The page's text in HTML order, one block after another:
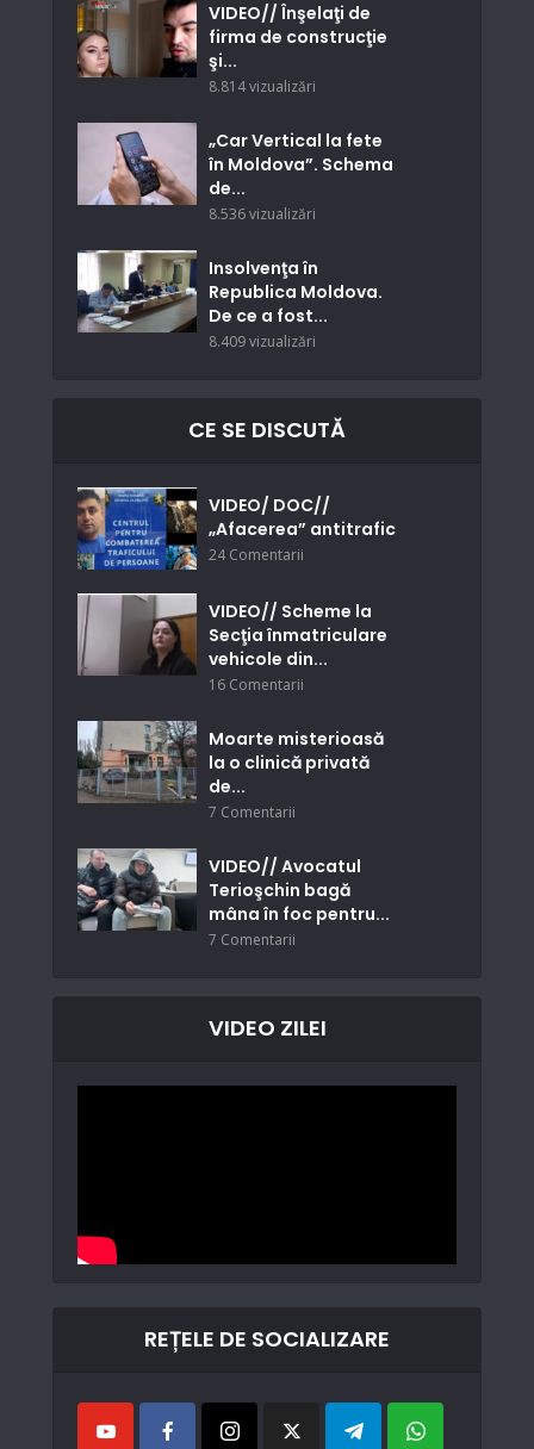
VIDEO// Înşelaţi de
firma de construcţie
şi...
8.814 vizualizări
„Car Vertical la fete
în Moldova”. Schema
de...
8.536 vizualizări
Insolvenţa în
Republica Moldova.
De ce a fost...
8.409 vizualizări
CE SE DISCUTĂ
VIDEO/ DOC//
„Afacerea” antitrafic
24 Comentarii
VIDEO// Scheme la
Secţia înmatriculare
vehicole din...
16 Comentarii
Moarte misterioasă
la o clinică privată
de...
7 Comentarii
VIDEO// Avocatul
Terioşchin bagă
mâna în foc pentru...
7 Comentarii
VIDEO ZILEI
REȚELE DE SOCIALIZARE